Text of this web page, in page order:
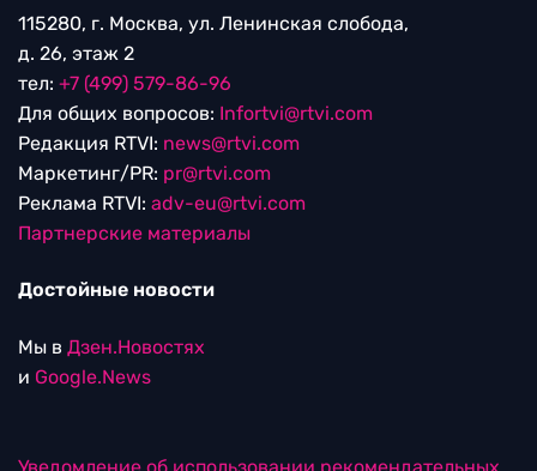
115280, г. Москва, ул. Ленинская слобода,
д. 26, этаж 2
тел: +7 (499) 579-86-96
Для общих вопросов: Infortvi@rtvi.com
Редакция RTVI: news@rtvi.com
Маркетинг/PR: pr@rtvi.com
Реклама RTVI: adv-eu@rtvi.com
Партнерские материалы
Достойные новости
Мы в Дзен.Новостях
и Google.News